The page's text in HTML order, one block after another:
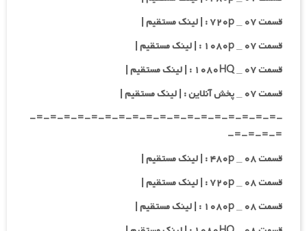
قسمت ۰۷ _ ۷۲۰p : | لینک مستقیم |
قسمت ۰۷ _ ۱۰۸۰p : | لینک مستقیم |
قسمت ۰۷ _ ۱۰۸۰HQ : | لینک مستقیم |
قسمت ۰۷ _ پخش آنلاین : | لینک مستقیم |
-=-=-=-=-=-=-=-=-=-=-=-=-=-=-=-=-=-=-
=-=-=-=-
قسمت ۰۸ _ ۴۸۰p : | لینک مستقیم |
قسمت ۰۸ _ ۷۲۰p : | لینک مستقیم |
قسمت ۰۸ _ ۱۰۸۰p : | لینک مستقیم |